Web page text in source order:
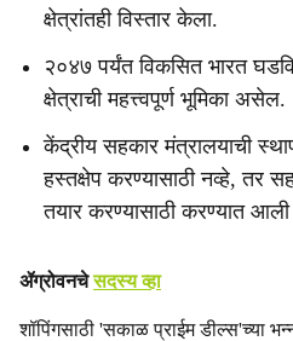
क्षेत्रांतही विस्तार केला.
२०४७ पर्यंत विकसित भारत
क्षेत्राची महत्त्वपूर्ण भूमिका असेल.
केंद्रीय सहकार मंत्रालयाची
हस्तक्षेप करण्यासाठी नव्हे, तर
तयार करण्यासाठी करण्यात
ॲग्रोवनचेसदस्य व्हा
शॉपिंगसाठी 'सकाळ प्राईम डील्स'च्या